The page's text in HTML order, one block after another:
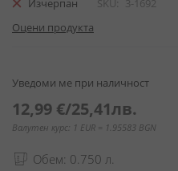
снимки
Изчерпан SKU
3-1692
Оцени продукта
Уведоми ме при наличност
12,99 €/25,41лв.
Валутен курс: 1 EUR = 1.95583 BGN
Обем: 0.750 л.